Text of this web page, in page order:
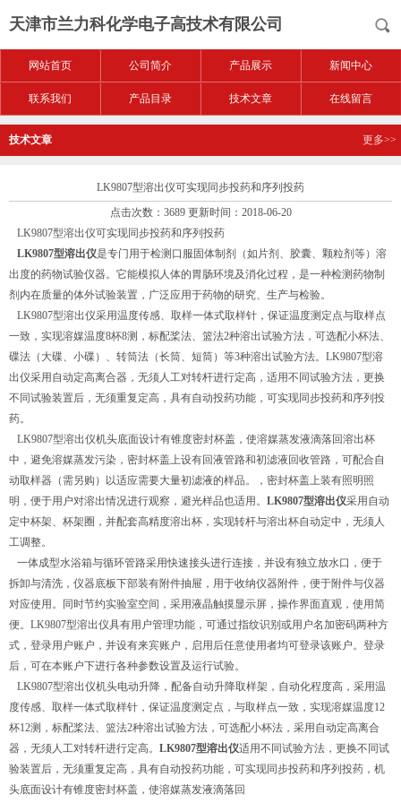
天津市兰力科化学电子高技术有限公司
网站首页 公司简介 产品展示 新闻中心
联系我们 产品目录 技术文章 在线留言
技术文章 更多>>
LK9807型溶出仪可实现同步投药和序列投药
点击次数：3689 更新时间：2018-06-20
LK9807型溶出仪可实现同步投药和序列投药
LK9807型溶出仪是专门用于检测口服固体制剂（如片剂、胶囊、颗粒剂等）溶
出度的药物试验仪器。它能模拟人体的胃肠环境及消化过程，是一种检测药物制
剂内在质量的体外试验装置，广泛应用于药物的研究、生产与检验。
LK9807型溶出仪采用温度传感、取样一体式取样针，保证温度测定点与取样点
一致，实现溶媒温度8杯8测，标配桨法、篮法2种溶出试验方法，可选配小杯法、
碟法（大碟、小碟）、转筒法（长筒、短筒）等3种溶出试验方法。LK9807型溶
出仪采用自动定高离合器，无须人工对转杆进行定高，适用不同试验方法，更换
不同试验装置后，无须重复定高，具有自动投药功能，可实现同步投药和序列投
药。
LK9807型溶出仪机头底面设计有锥度密封杯盖，使溶媒蒸发液滴落回溶出杯
中，避免溶媒蒸发污染，密封杯盖上设有回液管路和初滤液回收管路，可配合自
动取样器（需另购）以适应需要大量初滤液的样品。，密封杯盖上装有照明照
明，便于用户对溶出情况进行观察，避光样品也适用。 LK9807型溶出仪采用自动
定中杯架、杯架圈，并配套高精度溶出杯，实现转杆与溶出杯自动定中，无须人
工调整。
一体成型水浴箱与循环管路采用快速接头进行连接，并设有独立放水口，便于
拆卸与清洗，仪器底板下部装有附件抽屉，用于收纳仪器附件，便于附件与仪器
对应使用。同时节约实验室空间，采用液晶触摸显示屏，操作界面直观，使用简
便。LK9807型溶出仪具有用户管理功能，可通过指纹识别或用户名加密码两种方
式，登录用户账户，并设有来宾账户，启用后任意使用者均可登录该账户。登录
后，可在本账户下进行各种参数设置及运行试验。
LK9807型溶出仪机头电动升降，配备自动升降取样架，自动化程度高，采用温
度传感、取样一体式取样针，保证温度测定点，与取样点一致，实现溶媒温度12
杯12测，标配桨法、篮法2种溶出试验方法，可选配小杯法，采用自动定高离合
器，无须人工对转杆进行定高。 LK9807型溶出仪适用不同试验方法，更换不同试
验装置后，无须重复定高，具有自动投药功能，可实现同步投药和序列投药，机
头底面设计有锥度密封杯盖，使溶媒蒸发液滴落回